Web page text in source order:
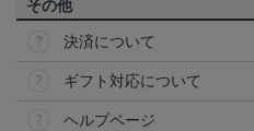
その他
決済について
ギフト対応について
ヘルプページ